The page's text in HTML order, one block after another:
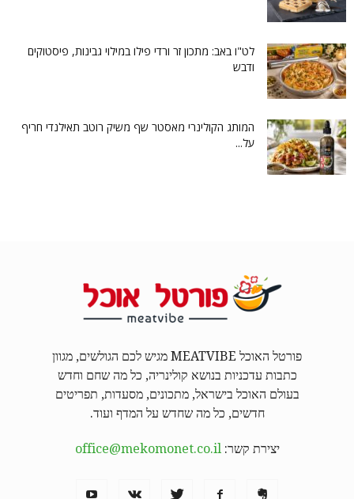
לט"ו באב: מתכון זר ורדי פילו במילוי גבינות, פיסטוקים
ודבש
המותג הקולינרי מאסטר שף משיק רוטב תאילנדי חריף
על...
פורטל האוכל MEATVIBE מגיש לכם הגולשים, מגוון
כתבות עדכניות בנושא קולינריה, כל מה שחם וחדש
בעולם האוכל בישראל, מתכונים, מסעדות, תפריטים
חדשים, כל מה שחדש על המדף ועוד.
יצירת קשר:office@mekomonet.co.il